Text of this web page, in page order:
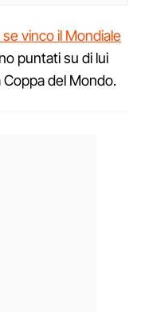
vinco il Mondiale
puntati su di lui
Coppa del Mondo.